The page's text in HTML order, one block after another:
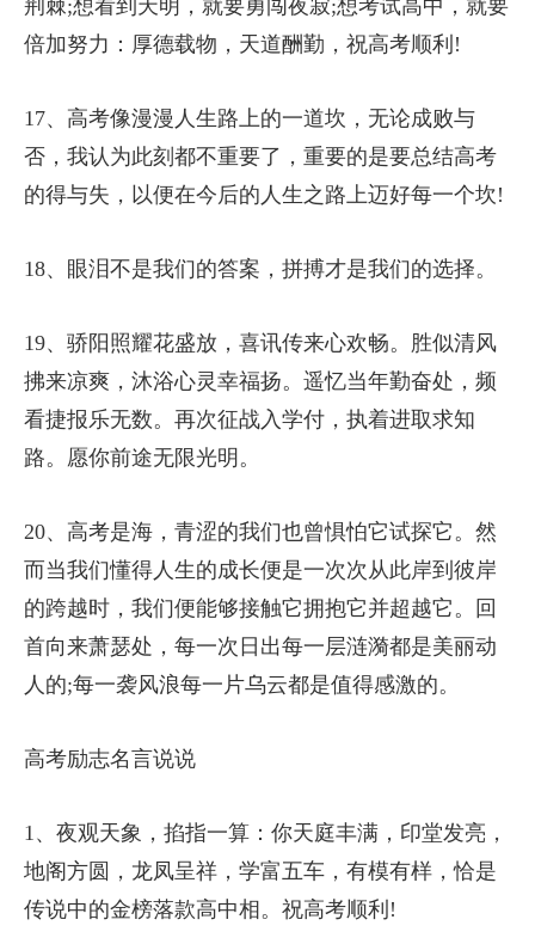
荆棘;想看到天明，就要勇闯夜寂;想考试高中，就要
倍加努力：厚德载物，天道酬勤，祝高考顺利!
17、高考像漫漫人生路上的一道坎，无论成败与
否，我认为此刻都不重要了，重要的是要总结高考
的得与失，以便在今后的人生之路上迈好每一个坎!
18、眼泪不是我们的答案，拼搏才是我们的选择。
19、骄阳照耀花盛放，喜讯传来心欢畅。胜似清风
拂来凉爽，沐浴心灵幸福扬。遥忆当年勤奋处，频
看捷报乐无数。再次征战入学付，执着进取求知
路。愿你前途无限光明。
20、高考是海，青涩的我们也曾惧怕它试探它。然
而当我们懂得人生的成长便是一次次从此岸到彼岸
的跨越时，我们便能够接触它拥抱它并超越它。回
首向来萧瑟处，每一次日出每一层涟漪都是美丽动
人的;每一袭风浪每一片乌云都是值得感激的。
高考励志名言说说
1、夜观天象，掐指一算：你天庭丰满，印堂发亮，
地阁方圆，龙凤呈祥，学富五车，有模有样，恰是
传说中的金榜落款高中相。祝高考顺利!